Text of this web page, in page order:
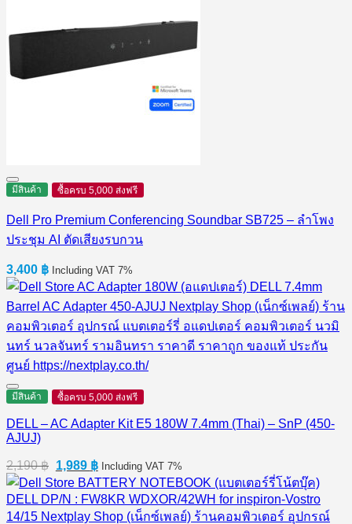
มีสินค้า ซื้อครบ 5,000 ส่งฟรี
Dell Pro Premium Conferencing Soundbar SB725 – ลำโพง
ประชุม AI ตัดเสียงรบกวน
3,400 ฿ Including VAT 7%
มีสินค้า ซื้อครบ 5,000 ส่งฟรี
DELL – AC Adapter Kit E5 180W 7.4mm (Thai) – SnP (450-
AJUJ)
2,190฿ Original
price
was:
2,190 ฿.
1,989 ฿Current
price
is:
1,989 ฿.
Including VAT 7%